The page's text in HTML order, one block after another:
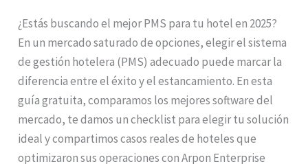
¿Estás buscando el mejor PMS para tu hotel en 2025?
En un mercado saturado de opciones, elegir el sistema
de gestión hotelera (PMS) adecuado puede marcar la
diferencia entre el éxito y el estancamiento. En esta
guía gratuita, comparamos los mejores software del
mercado, te damos un checklist para elegir tu solución
ideal y compartimos casos reales de hoteles que
optimizaron sus operaciones con Arpon Enterprise